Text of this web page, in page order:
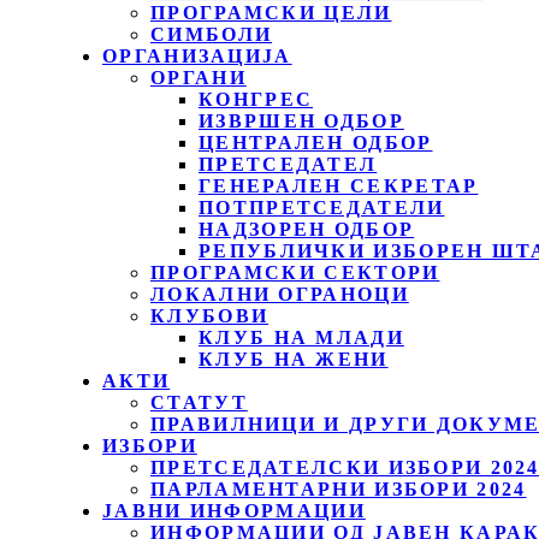
ПРОГРАМСКИ ЦЕЛИ
СИМБОЛИ
ОРГАНИЗАЦИЈА
ОРГАНИ
КОНГРЕС
ИЗВРШЕН ОДБОР
ЦЕНТРАЛЕН ОДБОР
ПРЕТСЕДАТЕЛ
ГЕНЕРАЛЕН СЕКРЕТАР
ПОТПРЕТСЕДАТЕЛИ
НАДЗОРЕН ОДБОР
РЕПУБЛИЧКИ ИЗБОРЕН
ПРОГРАМСКИ СЕКТОРИ
ЛОКАЛНИ ОГРАНОЦИ
КЛУБОВИ
КЛУБ НА МЛАДИ
КЛУБ НА ЖЕНИ
АКТИ
СТАТУТ
ПРАВИЛНИЦИ И ДРУГИ
ИЗБОРИ
ПРЕТСЕДАТЕЛСКИ ИЗБОРИ 2024
ПАРЛАМЕНТАРНИ ИЗБОРИ 2024
ЈАВНИ ИНФОРМАЦИИ
ИНФОРМАЦИИ ОД ЈАВЕН